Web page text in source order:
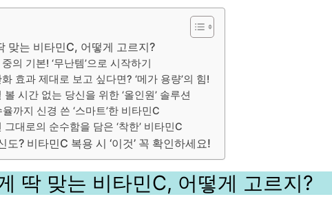
맞는 비타민C, 어떻게 고르지?
의 기본! ‘무난템’으로 시작하기
효과 제대로 보고 싶다면? ‘메가 용량’의 힘!
볼 시간 없는 당신을 위한 ‘올인원’ 솔루션
율까지 신경 쓴 ‘스마트’한 비타민C
그대로의 순수함을 담은 ‘착한’ 비타민C
도? 비타민C 복용 시 ‘이것’ 꼭 확인하세요!
딱 맞는 비타민C, 어떻게 고르지?